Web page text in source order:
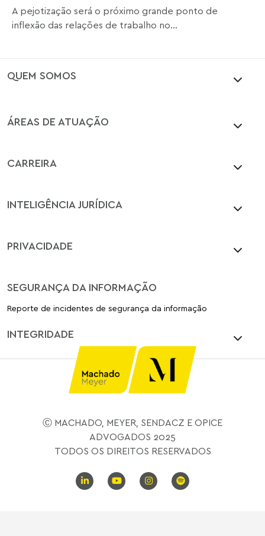
A pejotização será o próximo grande ponto de
inflexão das relações de trabalho no...
QUEM SOMOS
ÁREAS DE ATUAÇÃO
CARREIRA
INTELIGÊNCIA JURÍDICA
PRIVACIDADE
SEGURANÇA DA INFORMAÇÃO
Reporte de incidentes de segurança da informação
INTEGRIDADE
Ⓒ MACHADO, MEYER, SENDACZ E OPICE
ADVOGADOS 2025
TODOS OS DIREITOS RESERVADOS